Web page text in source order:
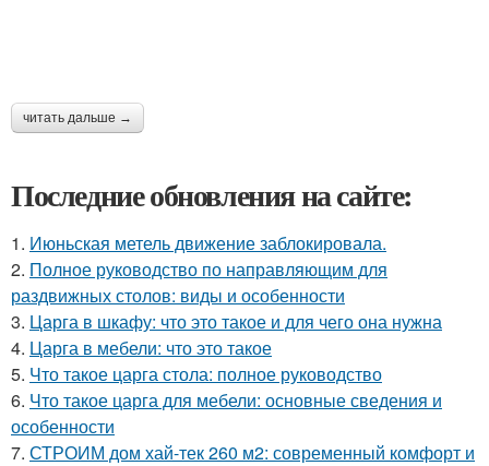
читать дальше →
Последние обновления на сайте:
1. Июньская метель движение заблокировала.
2. Полное руководство по направляющим для
раздвижных столов: виды и особенности
3. Царга в шкафу: что это такое и для чего она нужна
4. Царга в мебели: что это такое
5. Что такое царга стола: полное руководство
6. Что такое царга для мебели: основные сведения и
особенности
7. СТРОИМ дом хай-тек 260 м2: современный комфорт и